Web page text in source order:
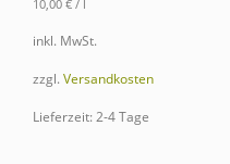
15,86
inkl. MwSt.
zzgl.Versandkosten
Lieferzeit: 2-4 Tage